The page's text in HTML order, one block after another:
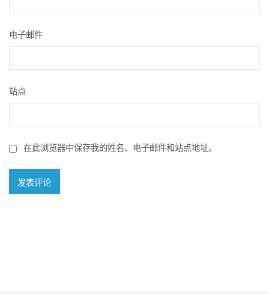
电子邮件
站点
在此浏览器中保存我的姓名、电子邮件和站点地址。